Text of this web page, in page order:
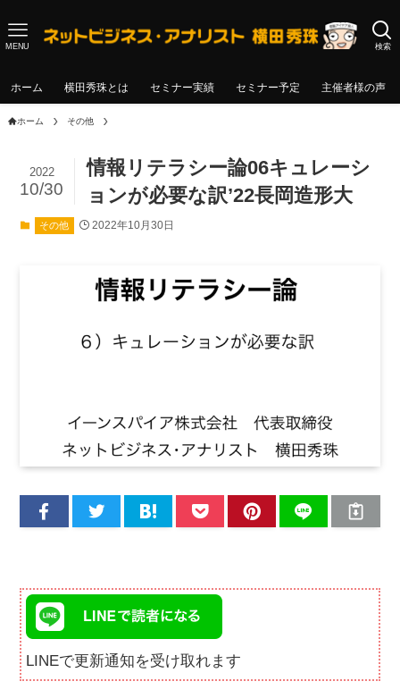
検索
MENU
ホーム 横田秀珠とは セミナー実績 セミナー予定 主催者様の声
ホーム その他
情報リテラシー論06キュレーシ
ョンが必要な訳’22長岡造形大
2022
10/30
その他 2022年10月30日
LINEで更新通知を受け取れます